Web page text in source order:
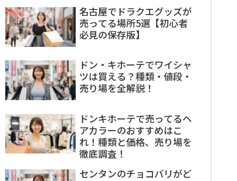
名古屋でドラクエグッズが
売ってる場所5選【初心者
必見の保存版】
ドン・キホーテでワイシャ
ツは買える？種類・値段・
売り場を全解説！
ドンキホーテで売ってるヘ
アカラーのおすすめはこ
れ！種類と価格、売り場を
徹底調査！
センタンのチョコバリがど